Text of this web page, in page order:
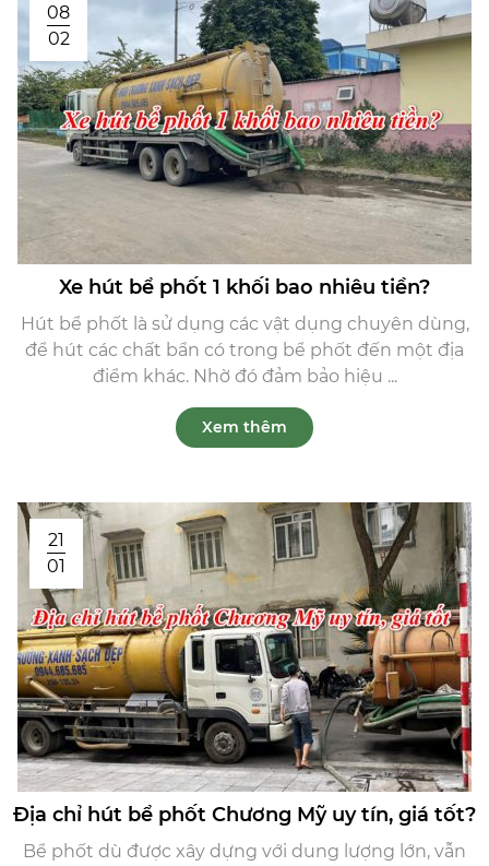
08
02
Xe hút bể phốt 1 khối bao nhiêu tiền?
Hút bể phốt là sử dụng các vật dụng chuyên dùng,
để hút các chất bẩn có trong bể phốt đến một địa
điểm khác. Nhờ đó đảm bảo hiệu ...
Xem thêm
21
01
Địa chỉ hút bể phốt Chương Mỹ uy tín, giá tốt?
Bể phốt dù được xây dựng với dung lượng lớn, vẫn